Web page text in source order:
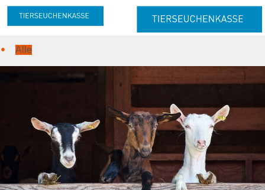
Meldung
Melde- und Beitragspflicht
Neuanmeldung
Abmeldung
Beitrag
Beitragserhebung
Beitragshöhe
Beitragsrechner
Alle